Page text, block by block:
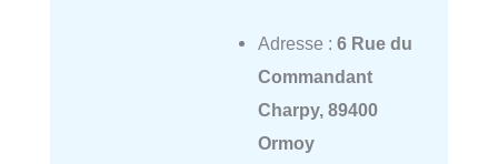
Adresse : 6 Rue du
Commandant
Charpy, 89400
Ormoy